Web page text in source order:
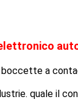
boccette a
quale il